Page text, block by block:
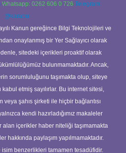
Whatsapp: 0262 606 0 726 Telegram:
@karabul
Kanun gereğince Bilgi Teknolojileri ve
onaylanmış bir Yer Sağlayıcı olarak
sitedeki içerikleri proaktif olarak
bulunmamaktadır. Ancak,
sorumluluğunu taşımakta olup, siteye
etmiş sayılırlar. Bu internet sitesi,
veya şahıs şirketi ile hiçbir bağlantısı
kendi hazırladığımız makaleler
alan içerikler haber niteliği taşımamakta
hakkında paylaşım yapılmamaktadır.
benzerlikleri tamamen tesadüfidir.